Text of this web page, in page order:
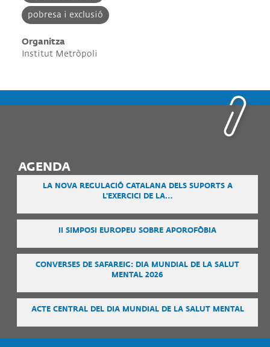
pobresa i exclusió
Organitza
Institut Metròpoli
AGENDA
LA NOVA REGULACIÓ CATALANA DELS SUPORTS A
L'EXERCICI DE LA…
II SIMPOSI EUROPEU SOBRE APOROFÒBIA
CONVERSES DE SAFAREIG: DIA MUNDIAL DE LA SALUT
MENTAL 2026
ACTE CENTRAL DEL DIA MUNDIAL DE LA SALUT MENTAL